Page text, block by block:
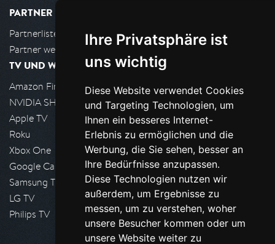
Ihre Privatsphäre ist
uns wichtig
Diese Website verwendet Cookies
und Targeting Technologien, um
Ihnen ein besseres Internet-
Erlebnis zu ermöglichen und die
Werbung, die Sie sehen, besser an
Ihre Bedürfnisse anzupassen.
Diese Technologien nutzen wir
außerdem, um Ergebnisse zu
messen, um zu verstehen, woher
unsere Besucher kommen oder um
unsere Website weiter zu
PARTNER
Partnerliste
Partner werden
TV UND WOHNZIMMER
Amazon FireTV
NVIDIA SHIELD, Google TV
Apple TV
Roku
Xbox One
Google Cast
Samsung TV
LG TV
Philips TV